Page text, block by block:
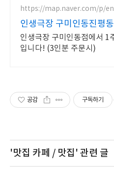
https://map.naver.com/p/
인생극장 구미인동진평
인생극장 구미인동점에서 1
입니다! (3인분 주문시)
공감 구독하기
'맛집 카페 / 맛집' 관련 글